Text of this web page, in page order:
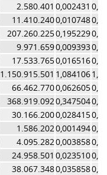
2.580.401 0,002431
11.410.2400,010748
207.260.2250,195229
9.971.6590,009393
17.533.7650,016516
1.150.915.501 1,084106
66.462.7700,062605
368.919.0920,347504
30.166.2000,028415
1.586.2020,001494
4.095.2820,003858
24.958.501 0,023510
38.067.3480,035858